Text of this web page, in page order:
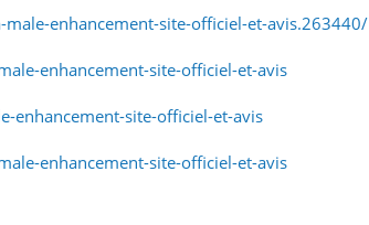
enhancement-site-officiel-et-avis.263440/
enhancement-site-officiel-et-avis
enhancement-site-officiel-et-avis
enhancement-site-officiel-et-avis